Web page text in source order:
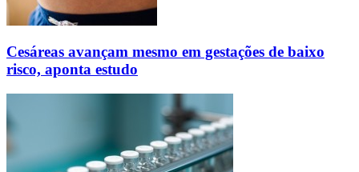
Cesáreas avançam mesmo em gestações de baixo
risco, aponta estudo